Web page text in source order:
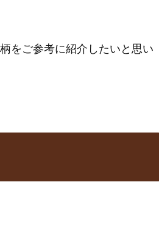
をご参考に紹介したいと思い